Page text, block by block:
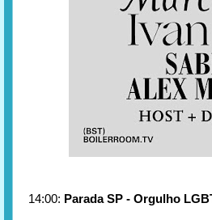
14:00: Parada SP - Orgulho